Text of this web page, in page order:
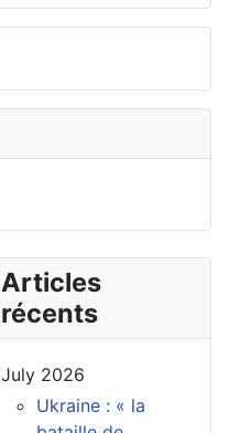
Articles
récents
July 2026
Ukraine : « la